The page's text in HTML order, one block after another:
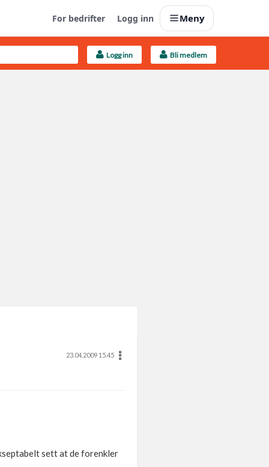
For bedrifter Logg inn Meny
Last opp selv Logg inn Bli medlem
23.04.2009 15.45
sett at de forenkler